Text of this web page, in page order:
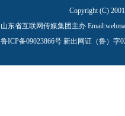
Copyright (C)
山东省互联网传媒集团主办 Email:
鲁ICP备09023866号 新出网证（鲁）字